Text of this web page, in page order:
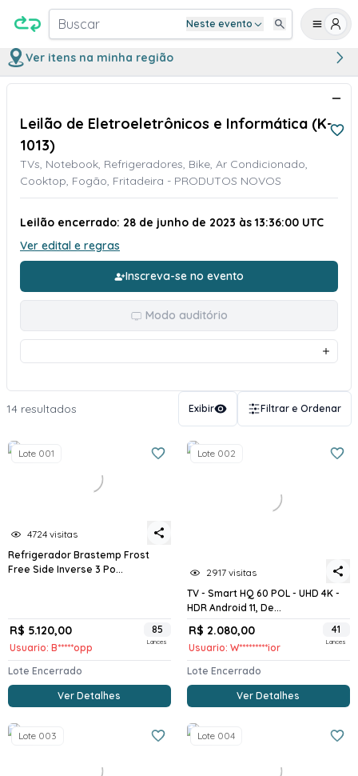
Buscar Neste evento
Ver itens na minha região
Leilão de Eletroeletrônicos e Informática (K-
1013)
TVs, Notebook, Refrigeradores, Bike, Ar Condicionado,
Cooktop, Fogão, Fritadeira - PRODUTOS NOVOS
Leilão encerrado: 28 de junho de 2023 às 13:36:00 UTC
Ver edital e regras
Inscreva-se no evento
Modo auditório
14 resultados Exibir Filtrar e Ordenar
Lote 001
4724 visitas
Refrigerador Brastemp Frost
Free Side Inverse 3 Po...
R$ 5.120,00
Usuario: B*****opp
85
Lances
Lote Encerrado
Ver Detalhes
Lote 002
2917 visitas
TV - Smart HQ 60 POL - UHD 4K -
HDR Android 11, De...
R$ 2.080,00
Usuario: W*********ior
41
Lances
Lote Encerrado
Ver Detalhes
Lote 003 Lote 004